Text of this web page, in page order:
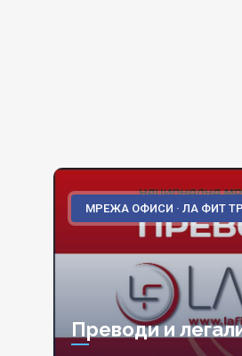
МРЕЖА ОФИСИ · ЛА ФИТ
Преводи и